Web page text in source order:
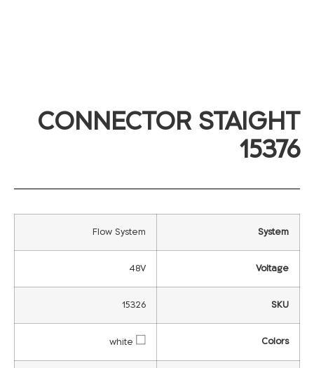
CONNECTOR STAIGHT
15376
System
Flow System
Voltage
48V
SKU
15326
Colors